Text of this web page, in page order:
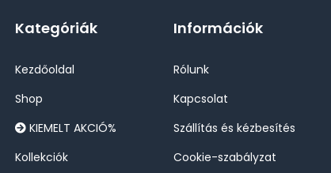
Kategóriák
Kezdőoldal
Shop
KIEMELT AKCIÓ%
Kollekciók
Információk
Rólunk
Kapcsolat
Szállítás és kézbesítés
Cookie-szabályzat